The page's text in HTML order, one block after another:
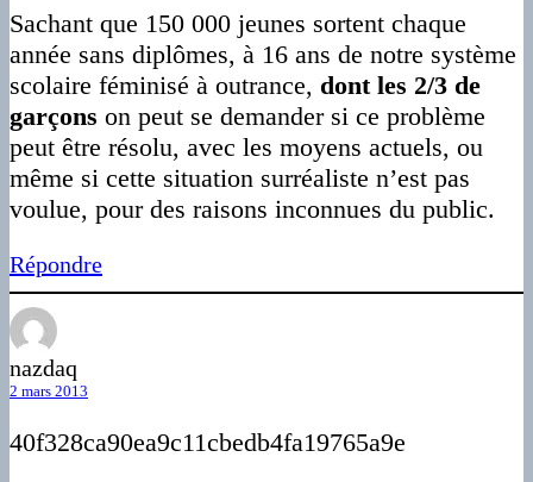
Sachant que 150 000 jeunes sortent chaque
année sans diplômes, à 16 ans de notre système
scolaire féminisé à outrance, dont les 2/3 de
garçons on peut se demander si ce problème
peut être résolu, avec les moyens actuels, ou
même si cette situation surréaliste n’est pas
voulue, pour des raisons inconnues du public.
Répondre
nazdaq
2 mars 2013
40f328ca90ea9c11cbedb4fa19765a9e